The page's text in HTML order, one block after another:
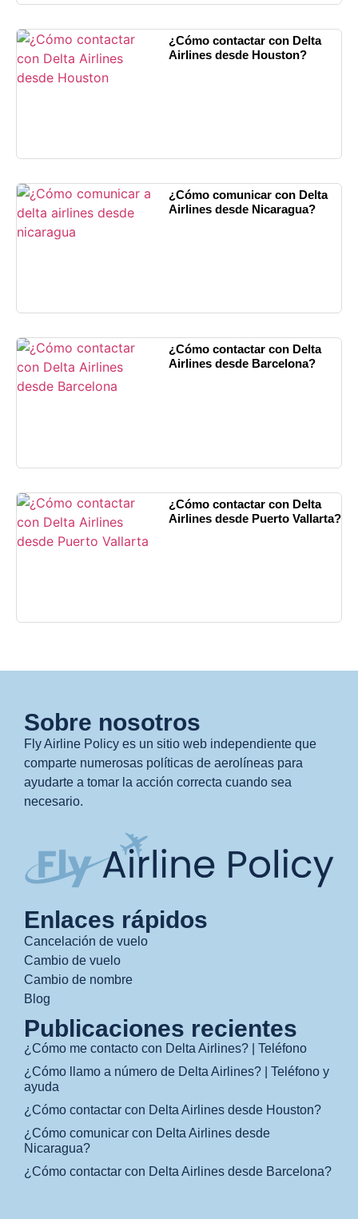
¿Cómo contactar con Delta
Airlines desde Houston?
¿Cómo comunicar con Delta
Airlines desde Nicaragua?
¿Cómo contactar con Delta
Airlines desde Barcelona?
¿Cómo contactar con Delta
Airlines desde Puerto Vallarta?
Sobre nosotros
Fly Airline Policy es un sitio web independiente que
comparte numerosas políticas de aerolíneas para
ayudarte a tomar la acción correcta cuando sea
necesario.
Enlaces rápidos
Cancelación de vuelo
Cambio de vuelo
Cambio de nombre
Blog
Publicaciones recientes
¿Cómo me contacto con Delta Airlines? | Teléfono
¿Cómo llamo a número de Delta Airlines? | Teléfono y
ayuda
¿Cómo contactar con Delta Airlines desde Houston?
¿Cómo comunicar con Delta Airlines desde
Nicaragua?
¿Cómo contactar con Delta Airlines desde Barcelona?